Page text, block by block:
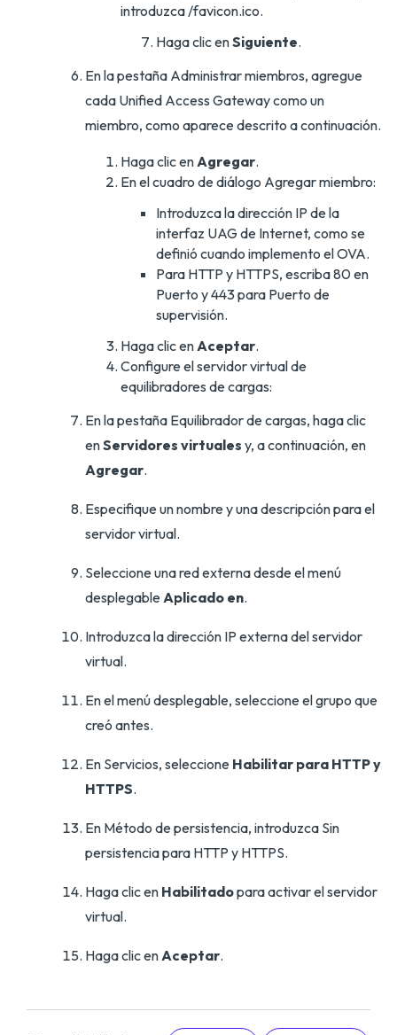
introduzca /favicon.ico.
Haga clic enSiguiente.
En la pestaña Administrar miembros, agregue
cada Unified Access Gateway como un
miembro, como aparece descrito a continuación.
Haga clic enAgregar.
En el cuadro de diálogo Agregar miembro:
Introduzca la dirección IP de la
interfaz UAG de Internet, como se
definió cuando implemento el OVA.
Para HTTP y HTTPS, escriba 80 en
Puerto y 443 para Puerto de
supervisión.
Haga clic enAceptar.
Configure el servidor virtual de
equilibradores de cargas:
En la pestaña Equilibrador de cargas, haga clic
enServidores virtuales y, a continuación, en
Agregar.
Especifique un nombre y una descripción para el
servidor virtual.
Seleccione una red externa desde el menú
desplegableAplicado en.
Introduzca la dirección IP externa del servidor
virtual.
En el menú desplegable, seleccione el grupo que
creó antes.
En Servicios, seleccione Habilitar para HTTP y
HTTPS.
En Método de persistencia, introduzca Sin
persistencia para HTTP y HTTPS.
Haga clic en Habilitadopara activar el servidor
virtual.
Haga clic enAceptar.